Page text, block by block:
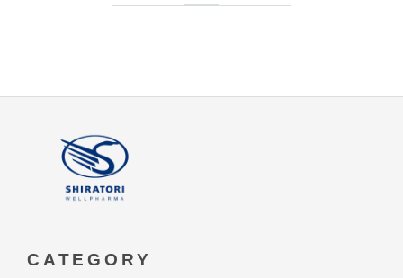
CATEGORY